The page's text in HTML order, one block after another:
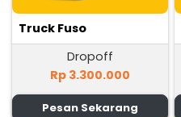
Truck Fuso
Dropoff
Rp 3.300.000
Pesan Sekarang